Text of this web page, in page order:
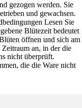
gezogen werden. Sie
und gewachsen.
Lesen Sie
Blütezeit bedeutet
öffnen und sich am
an, in der die
nicht überprüft.
die die Ware nicht